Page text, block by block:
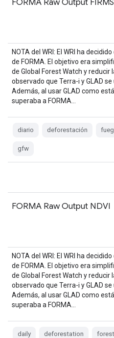
NOTA del WRI: El WRI ha
de FORMA. El objetivo era
de Global Forest Watch y reducir
observado que Terra-i y GLAD
Además, al usar GLAD como
superaba a FORMA…
diario deforestación
gfw
FORMA Raw Output NDVI
NOTA del WRI: El WRI ha
de FORMA. El objetivo era
de Global Forest Watch y reducir
observado que Terra-i y GLAD
Además, al usar GLAD como
superaba a FORMA…
daily deforestation forest